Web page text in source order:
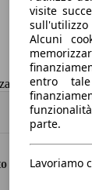
dei dati.
europeo.
visite
Alcuni
entro
parte.
Lavoriamo